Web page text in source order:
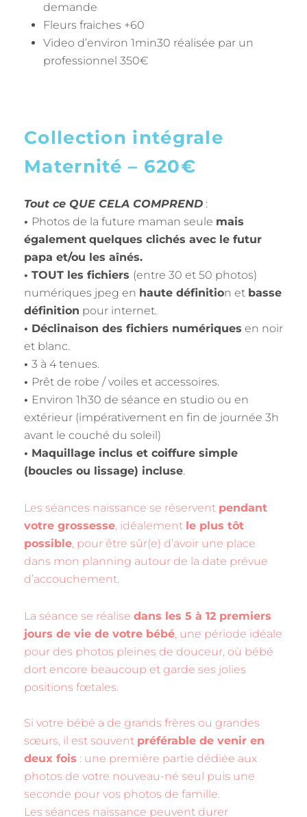
demande
Fleurs fraiches +60
Video d’environ 1min30 réalisée par un
professionnel 350€
Collection intégrale
Maternité – 620€
Tout ce QUE CELA COMPREND :
• Photos de la future maman seule mais
également quelques clichés avec le futur
papa et/ou les aînés.
• TOUT les fichiers (entre 30 et 50 photos)
numériques jpeg en haute définition et basse
définition pour internet.
• Déclinaison des fichiers numériques en noir
et blanc.
• 3 à 4 tenues.
• Prêt de robe / voiles et accessoires.
• Environ 1h30 de séance en studio ou en
extérieur (impérativement en fin de journée 3h
avant le couché du soleil)
• Maquillage inclus et coiffure simple
(boucles ou lissage) incluse.
Les séances naissance se réservent pendant
votre grossesse, idéalement le plus tôt
possible, pour être sûr(e) d’avoir une place
dans mon planning autour de la date prévue
d’accouchement.
La séance se réalise dans les 5 à 12 premiers
jours de vie de votre bébé, une période idéale
pour des photos pleines de douceur, où bébé
dort encore beaucoup et garde ses jolies
positions fœtales.
Si votre bébé a de grands frères ou grandes
sœurs, il est souvent préférable de venir en
deux fois : une première partie dédiée aux
photos de votre nouveau-né seul puis une
seconde pour vos photos de famille.
Les séances naissance peuvent durer